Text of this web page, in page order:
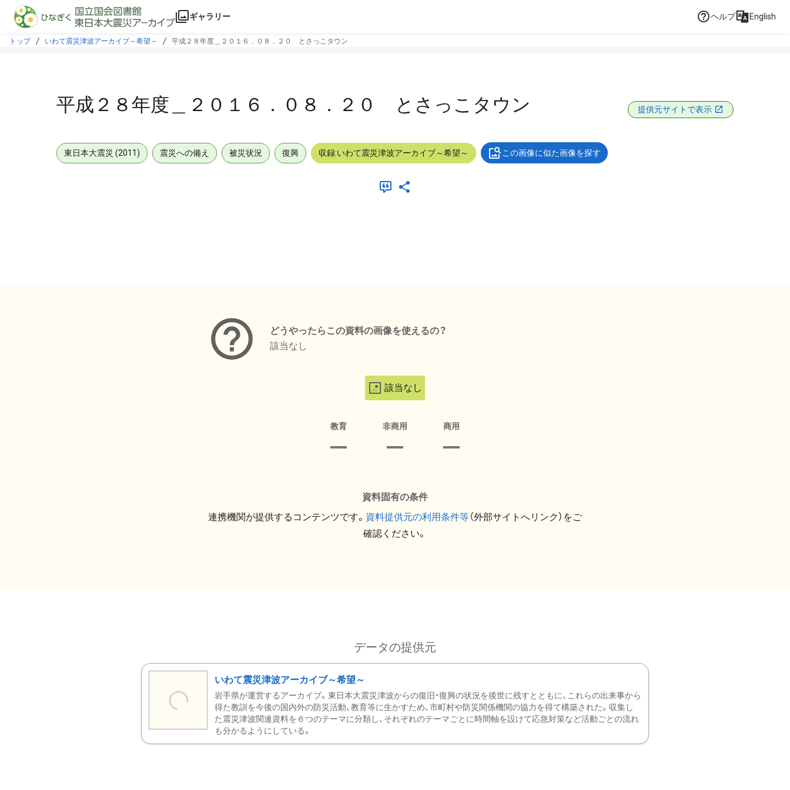
本文に飛ぶ
ギャラリー ヘルプ English
トップ いわて震災津波アーカイブ～希望～ 平成２８年度＿２０１６．０８．２０ とさっこタウン
平成２８年度＿２０１６．０８．２０ とさっこタウン 提供元サイトで表示
東日本大震災 (2011) 震災への備え 被災状況 復興 収録:いわて震災津波アーカイブ～希望～ この画像に似た画像を探す
どうやったらこの資料の画像を使えるの？
該当なし
該当なし
教育 非商用 商用
資料固有の条件
連携機関が提供するコンテンツです。 資料提供元の利用条件等（外部サイトへリンク）をご
確認ください。
データの提供元
いわて震災津波アーカイブ～希望～
岩手県が運営するアーカイブ。東日本大震災津波からの復旧・復興の状況を後世に残すとともに、これらの出来事から
得た教訓を今後の国内外の防災活動、教育等に生かすため、市町村や防災関係機関の協力を得て構築された。収集し
た震災津波関連資料を６つのテーマに分類し、それぞれのテーマごとに時間軸を設けて応急対策など活動ごとの流れ
も分かるようにしている。